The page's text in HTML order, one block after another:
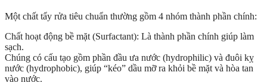
Một chất tẩy rửa tiêu chuẩn thường gồm 4 nhóm thành phần chính:
Chất hoạt động bề mặt (Surfactant): Là thành phần chính giúp làm
sạch.
Chúng có cấu tạo gồm phần đầu ưa nước (hydrophilic) và đuôi kỵ
nước (hydrophobic), giúp “kéo” dầu mỡ ra khỏi bề mặt và hòa tan
vào nước.